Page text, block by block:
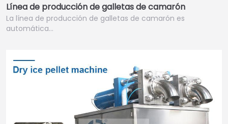
Línea de producción de galletas de camarón
La línea de producción de galletas de camarón es
automática…